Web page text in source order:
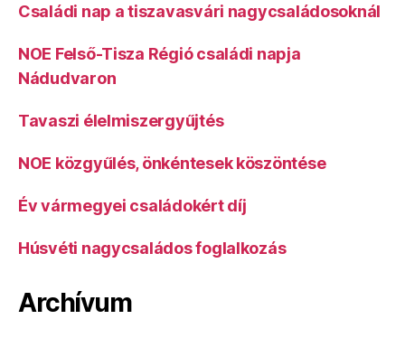
Családi nap a tiszavasvári nagycsaládosoknál
NOE Felső-Tisza Régió családi napja
Nádudvaron
Tavaszi élelmiszergyűjtés
NOE közgyűlés, önkéntesek köszöntése
Év vármegyei családokért díj
Húsvéti nagycsaládos foglalkozás
Archívum